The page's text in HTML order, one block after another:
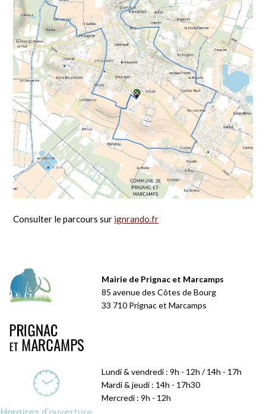
Consulter le parcours sur ignrando.fr
Mairie de Prignac et Marcamps
85 avenue des Côtes de Bourg
33 710 Prignac et Marcamps
Lundi & vendredi : 9h - 12h / 14h - 17h
Mardi & jeudi : 14h - 17h30
Mercredi : 9h - 12h